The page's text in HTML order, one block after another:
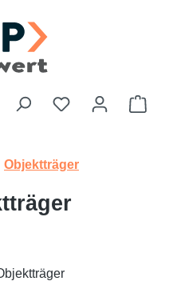
Du hast 0
Objektträger